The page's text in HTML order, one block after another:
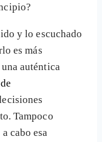
y lo escuchado
es más
auténtica
Tampoco
cabo esa